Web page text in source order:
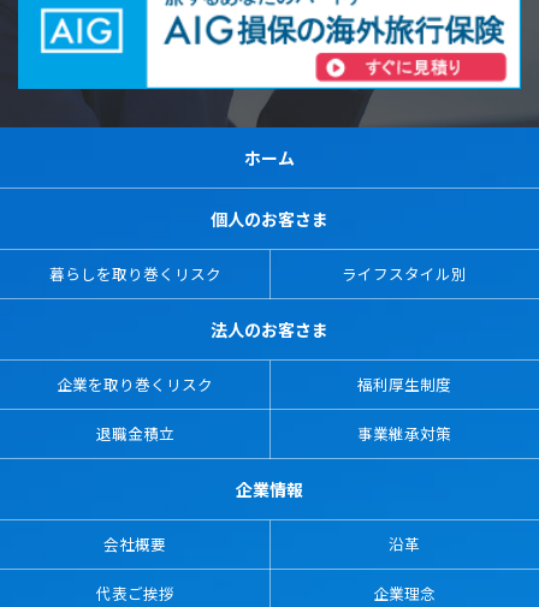
ホーム
個人のお客さま
暮らしを取り巻くリスク ライフスタイル別
法人のお客さま
企業を取り巻くリスク 福利厚生制度
退職金積立 事業継承対策
企業情報
会社概要 沿革
代表ご挨拶 企業理念